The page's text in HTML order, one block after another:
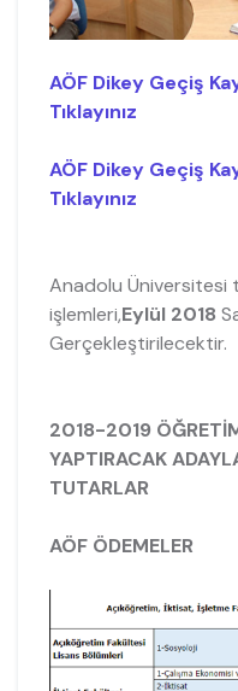
AÖF Dikey Geçiş
Tıklayınız
AÖF Dikey Geçiş
Tıklayınız
Anadolu Üniversitesi
işlemleri,Eylül 2018
Gerçekleştirilecektir.
2018-2019
YAPTIRACAK
TUTARLAR
AÖF ÖDEMELER